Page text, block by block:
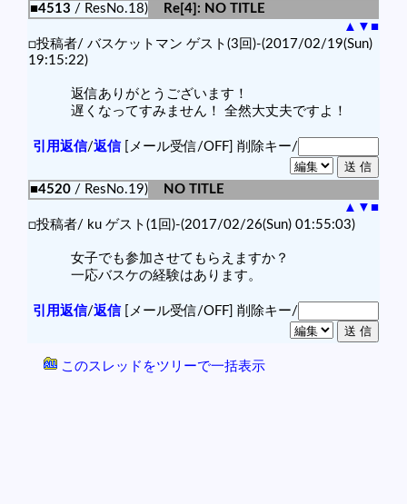
■4513 / ResNo.18)
Re[4]: NO TITLE
▲ ▼ ■
□投稿者/ バスケットマン ゲスト(3回)-(2017/02/19(Sun)
19:15:22)
返信ありがとうございます！
遅くなってすみません！ 全然大丈夫ですよ！
引用返信/返信[メール受信/OFF] 削除キー/
■4520 / ResNo.19)
NO TITLE
▲ ▼ ■
□投稿者/ ku ゲスト(1回)-(2017/02/26(Sun) 01:55:03)
女子でも参加させてもらえますか？
一応バスケの経験はあります。
引用返信/返信[メール受信/OFF] 削除キー/
このスレッドをツリーで一括表示